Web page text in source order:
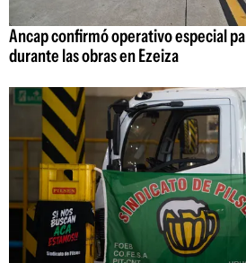
Ancap confirmó operativo especial
durante las obras en Ezeiza